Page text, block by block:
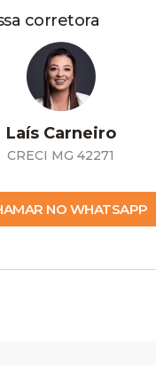
corretora
Laís Carneiro
CRECI MG 42271
NO WHATSAPP